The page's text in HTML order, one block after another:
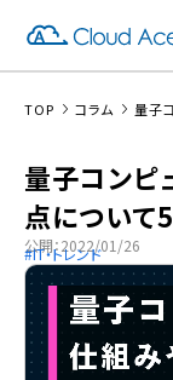
TOP コラム 量子
量子コンピ
点について
公開：2022/01/26
IT・トレンド